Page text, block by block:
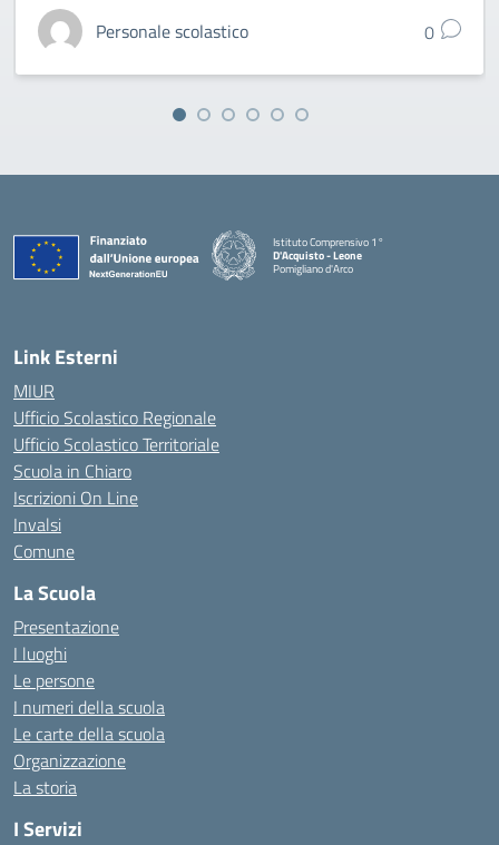
Personale scolastico 0
Istituto Comprensivo 1°
D'Acquisto - Leone
Pomigliano d'Arco
— Visita la pagina iniziale della scuola
Link Esterni
MIUR
Ufficio Scolastico Regionale
Ufficio Scolastico Territoriale
Scuola in Chiaro
Iscrizioni On Line
Invalsi
Comune
La Scuola
Presentazione
I luoghi
Le persone
I numeri della scuola
Le carte della scuola
Organizzazione
La storia
I Servizi